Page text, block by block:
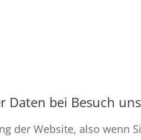
Daten bei Besuch
der Website, also